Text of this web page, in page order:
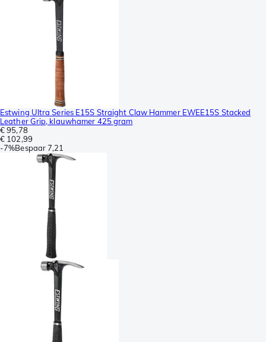
Estwing Ultra Series E15S Straight Claw Hammer EWEE15S Stacked
Leather Grip, klauwhamer 425 gram
€ 95,78
€ 102,99
-7%Bespaar7,21